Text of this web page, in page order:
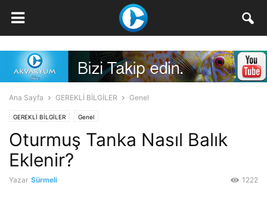
Ana Sayfa GEREKLİ BİLGİLER Genel
GEREKLİ BİLGİLER Genel
Oturmuş Tanka Nasıl Balık
Eklenir?
Yazar Sürmeli 1222